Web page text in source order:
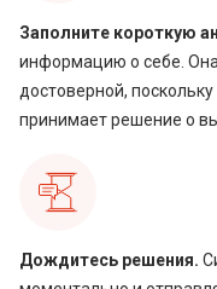
Заполните короткую
информацию о себе.
достоверной,
принимает решение о
Дождитесь решения.